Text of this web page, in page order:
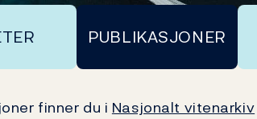
PUBLIKASJONER
finner du i Nasjonalt vitenarkiv